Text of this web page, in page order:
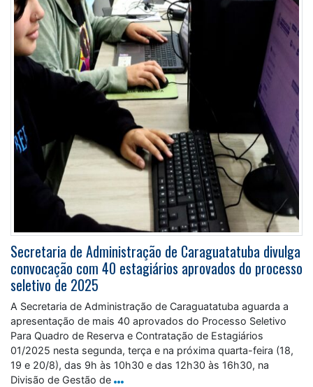
Secretaria de Administração de Caraguatatuba divulga
convocação com 40 estagiários aprovados do processo
seletivo de 2025
A Secretaria de Administração de Caraguatatuba aguarda a
apresentação de mais 40 aprovados do Processo Seletivo
Para Quadro de Reserva e Contratação de Estagiários
01/2025 nesta segunda, terça e na próxima quarta-feira (18,
19 e 20/8), das 9h às 10h30 e das 12h30 às 16h30, na
Divisão de Gestão de